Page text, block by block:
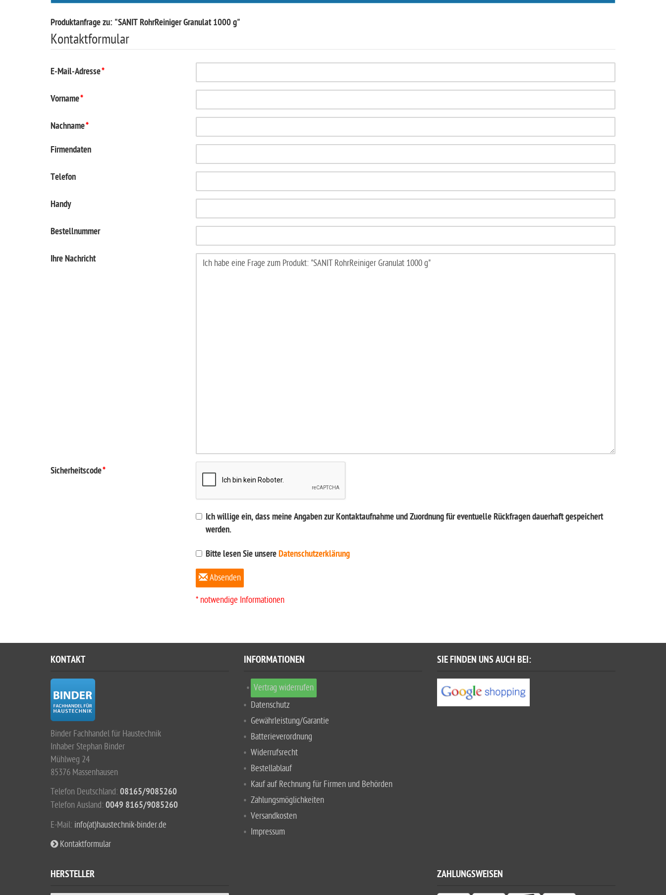
Produktanfrage zu: "SANIT RohrReiniger Granulat 1000 g"
Kontaktformular
E-Mail-Adresse*
Vorname*
Nachname*
Firmendaten
Telefon
Handy
Bestellnummer
Ihre Nachricht
Sicherheitscode*
Ich willige ein, dass meine Angaben zur Kontaktaufnahme und Zuordnung für eventuelle Rückfragen dauerhaft gespeichert
werden.
Bitte lesen Sie unsereDatenschutzerklärung
Absenden
* notwendige Informationen
KONTAKT
Binder Fachhandel für Haustechnik
Inhaber Stephan Binder
Mühlweg 24
85376 Massenhausen
Telefon Deutschland: 08165/9085260
Telefon Ausland: 0049 8165/9085260
E-Mail: info(at)haustechnik-binder.de
Kontaktformular
INFORMATIONEN
Vertrag widerrufen
Datenschutz
Gewährleistung/Garantie
Batterieverordnung
Widerrufsrecht
Bestellablauf
Kauf auf Rechnung für Firmen und Behörden
Zahlungsmöglichkeiten
Versandkosten
Impressum
SIE FINDEN UNS AUCH BEI:
HERSTELLER ZAHLUNGSWEISEN